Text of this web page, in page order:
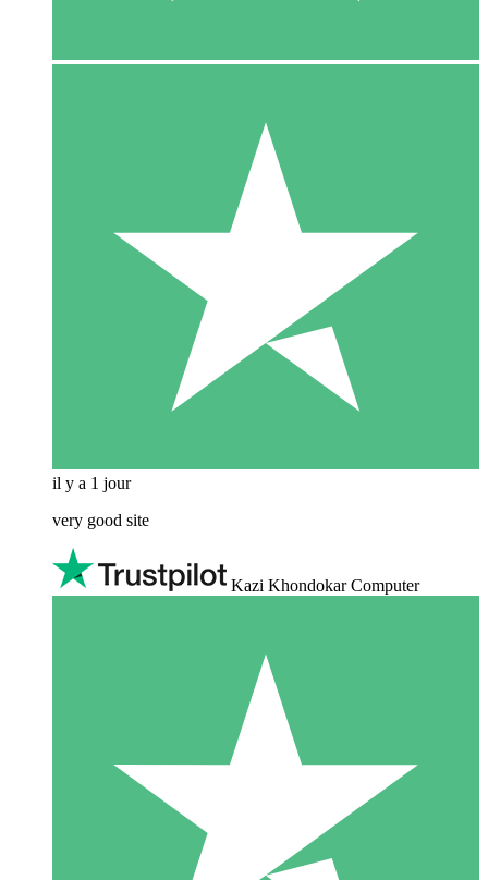
il y a 1 jour
very good site
Kazi Khondokar Computer